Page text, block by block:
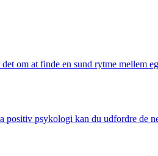
om at finde en sund rytme mellem
psykologi kan du udfordre de